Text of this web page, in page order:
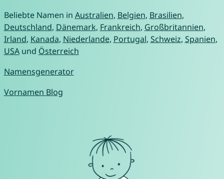
Beliebte Namen in Australien, Belgien, Brasilien,
Deutschland, Dänemark, Frankreich, Großbritannien,
Irland, Kanada, Niederlande, Portugal, Schweiz, Spanien,
USAund Österreich
Namensgenerator
Vornamen Blog